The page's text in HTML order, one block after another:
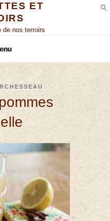
ET
de nos terroirs